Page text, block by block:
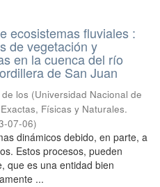
ecosistemas fluviales :
de vegetación y
en la cuenca del río
de San Juan
los (Universidad Nacional de
Físicas y Naturales.
07-06)
dinámicos debido, en parte, a
Estos procesos, pueden
que es una entidad bien
...